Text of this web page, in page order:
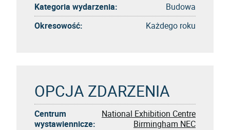
Kategoria wydarzenia:
Budowa
Okresowość:
Każdego roku
OPCJA ZDARZENIA
Centrum
wystawiennicze:
National Exhibition Centre
Birmingham NEC